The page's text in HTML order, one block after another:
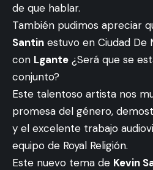
de que hablar.
También pudimos apreciar
Santin estuvo en Ciudad De
con Lgante ¿Será que se
conjunto?
Este talentoso artista nos
promesa del género,
y el excelente trabajo
equipo de Royal Religión.
Este nuevo tema de Kevin